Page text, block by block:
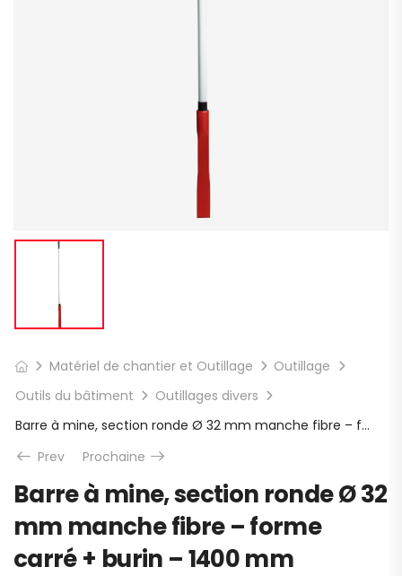
Matériel de chantier et Outillage
Outillage
Outils du bâtiment
Outillages divers
Barre à mine, section ronde Ø 32 mm manche fibre – forme carré + burin – 1400 mm
Prev
Prochaine
Barre à mine, section ronde Ø 32
mm manche fibre – forme
carré + burin – 1400 mm